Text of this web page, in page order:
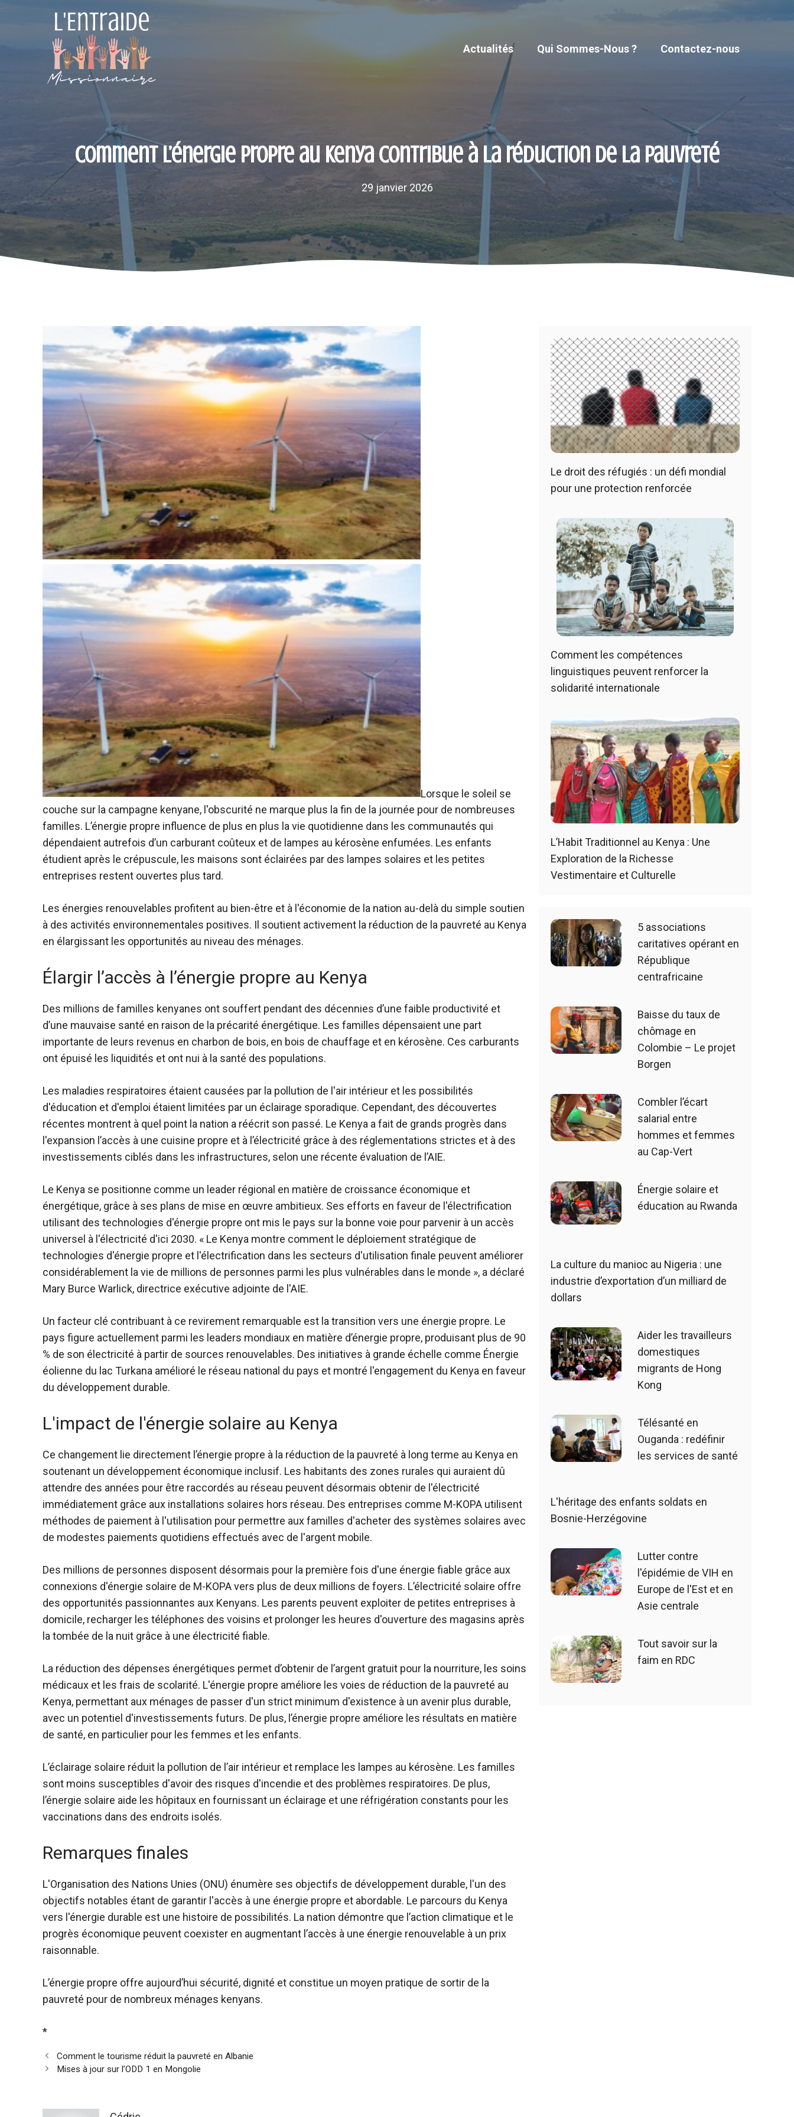
Actualités Qui Sommes-Nous ? Contactez-nous
Comment l’énergie propre au Kenya contribue à la réduction de la pauvreté
29 janvier 2026
Lorsque le soleil se
couche sur la campagne kenyane, l'obscurité ne marque plus la fin de la journée pour de nombreuses
familles. L’énergie propre influence de plus en plus la vie quotidienne dans les communautés qui
dépendaient autrefois d’un carburant coûteux et de lampes au kérosène enfumées. Les enfants
étudient après le crépuscule, les maisons sont éclairées par des lampes solaires et les petites
entreprises restent ouvertes plus tard.
Les énergies renouvelables profitent au bien-être et à l'économie de la nation au-delà du simple soutien
à des activités environnementales positives. Il soutient activement la réduction de la pauvreté au Kenya
en élargissant les opportunités au niveau des ménages.
Élargir l’accès à l’énergie propre au Kenya
Des millions de familles kenyanes ont souffert pendant des décennies d’une faible productivité et
d’une mauvaise santé en raison de la précarité énergétique. Les familles dépensaient une part
importante de leurs revenus en charbon de bois, en bois de chauffage et en kérosène. Ces carburants
ont épuisé les liquidités et ont nui à la santé des populations.
Les maladies respiratoires étaient causées par la pollution de l'air intérieur et les possibilités
d'éducation et d'emploi étaient limitées par un éclairage sporadique. Cependant, des découvertes
récentes montrent à quel point la nation a réécrit son passé. Le Kenya a fait de grands progrès dans
l'expansion l’accès à une cuisine propre et à l’électricité grâce à des réglementations strictes et à des
investissements ciblés dans les infrastructures, selon une récente évaluation de l’AIE.
Le Kenya se positionne comme un leader régional en matière de croissance économique et
énergétique, grâce à ses plans de mise en œuvre ambitieux. Ses efforts en faveur de l'électrification
utilisant des technologies d'énergie propre ont mis le pays sur la bonne voie pour parvenir à un accès
universel à l'électricité d'ici 2030. « Le Kenya montre comment le déploiement stratégique de
technologies d'énergie propre et l'électrification dans les secteurs d'utilisation finale peuvent améliorer
considérablement la vie de millions de personnes parmi les plus vulnérables dans le monde », a déclaré
Mary Burce Warlick, directrice exécutive adjointe de l'AIE.
Un facteur clé contribuant à ce revirement remarquable est la transition vers une énergie propre. Le
pays figure actuellement parmi les leaders mondiaux en matière d’énergie propre, produisant plus de 90
% de son électricité à partir de sources renouvelables. Des initiatives à grande échelle comme Énergie
éolienne du lac Turkana amélioré le réseau national du pays et montré l'engagement du Kenya en faveur
du développement durable.
L'impact de l'énergie solaire au Kenya
Ce changement lie directement l’énergie propre à la réduction de la pauvreté à long terme au Kenya en
soutenant un développement économique inclusif. Les habitants des zones rurales qui auraient dû
attendre des années pour être raccordés au réseau peuvent désormais obtenir de l'électricité
immédiatement grâce aux installations solaires hors réseau. Des entreprises comme M-KOPA utilisent
méthodes de paiement à l'utilisation pour permettre aux familles d'acheter des systèmes solaires avec
de modestes paiements quotidiens effectués avec de l'argent mobile.
Des millions de personnes disposent désormais pour la première fois d'une énergie fiable grâce aux
connexions d'énergie solaire de M-KOPA vers plus de deux millions de foyers. L’électricité solaire offre
des opportunités passionnantes aux Kenyans. Les parents peuvent exploiter de petites entreprises à
domicile, recharger les téléphones des voisins et prolonger les heures d'ouverture des magasins après
la tombée de la nuit grâce à une électricité fiable.
La réduction des dépenses énergétiques permet d’obtenir de l’argent gratuit pour la nourriture, les soins
médicaux et les frais de scolarité. L'énergie propre améliore les voies de réduction de la pauvreté au
Kenya, permettant aux ménages de passer d'un strict minimum d'existence à un avenir plus durable,
avec un potentiel d'investissements futurs. De plus, l’énergie propre améliore les résultats en matière
de santé, en particulier pour les femmes et les enfants.
L’éclairage solaire réduit la pollution de l’air intérieur et remplace les lampes au kérosène. Les familles
sont moins susceptibles d'avoir des risques d'incendie et des problèmes respiratoires. De plus,
l’énergie solaire aide les hôpitaux en fournissant un éclairage et une réfrigération constants pour les
vaccinations dans des endroits isolés.
Remarques finales
L'Organisation des Nations Unies (ONU) énumère ses objectifs de développement durable, l'un des
objectifs notables étant de garantir l'accès à une énergie propre et abordable. Le parcours du Kenya
vers l'énergie durable est une histoire de possibilités. La nation démontre que l’action climatique et le
progrès économique peuvent coexister en augmentant l’accès à une énergie renouvelable à un prix
raisonnable.
L’énergie propre offre aujourd’hui sécurité, dignité et constitue un moyen pratique de sortir de la
pauvreté pour de nombreux ménages kenyans.
*
Comment le tourisme réduit la pauvreté en Albanie
Mises à jour sur l’ODD 1 en Mongolie
Le droit des réfugiés : un défi mondial
pour une protection renforcée
Comment les compétences
linguistiques peuvent renforcer la
solidarité internationale
L’Habit Traditionnel au Kenya : Une
Exploration de la Richesse
Vestimentaire et Culturelle
5 associations
caritatives opérant en
République
centrafricaine
Baisse du taux de
chômage en
Colombie – Le projet
Borgen
Combler l’écart
salarial entre
hommes et femmes
au Cap-Vert
Énergie solaire et
éducation au Rwanda
La culture du manioc au Nigeria : une
industrie d’exportation d’un milliard de
dollars
Aider les travailleurs
domestiques
migrants de Hong
Kong
Télésanté en
Ouganda : redéfinir
les services de santé
L'héritage des enfants soldats en
Bosnie-Herzégovine
Lutter contre
l'épidémie de VIH en
Europe de l'Est et en
Asie centrale
Tout savoir sur la
faim en RDC